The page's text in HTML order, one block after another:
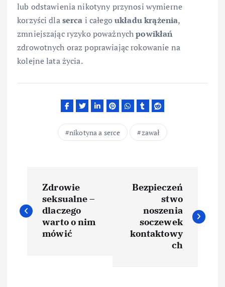
lub odstawienia nikotyny przynosi wymierne
korzyści dlaserca i całegoukładukrążenia,
zmniejszając ryzyko poważnychpowikłań
zdrowotnych oraz poprawiając rokowanie na
kolejne lata życia.
nikotyna a serce zawał
a
Zdrowie
seksualne –
dlaczego
warto o nim
mówić
Bezpieczeń
stwo
noszenia
soczewek
kontaktowy
ch